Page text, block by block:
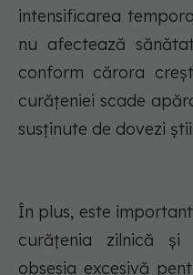
intensificarea
nu afectează
conform cărora
curățeniei scade
susținute de dovezi
În plus, este
curățenia zilnică și
obsesia excesivă